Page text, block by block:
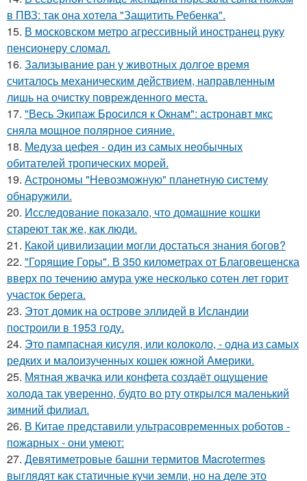
в ПВЗ: так она хотела "Защитить Ребенка".
15. В московском метро агрессивный иностранец руку
пенсионеру сломал.
16. Зализывание ран у животных долгое время
считалось механическим действием, направленным
лишь на очистку поврежденного места.
17. "Весь Экипаж Бросился к Окнам": астронавт мкс
сняла мощное полярное сияние.
18. Медуза цефея - один из самых необычных
обитателей тропических морей.
19. Астрономы "Невозможную" планетную систему
обнаружили.
20. Исследование показало, что домашние кошки
стареют так же, как люди.
21. Какой цивилизации могли достаться знания богов?
22. "Горящие Горы". В 350 километрах от Благовещенска
вверх по течению амура уже несколько сотен лет горит
участок берега.
23. Этот домик на острове эллидей в Исландии
построили в 1953 году.
24. Это пампасная кисуля, или колоколо, - одна из самых
редких и малоизученных кошек южной Америки.
25. Мятная жвачка или конфета создаёт ощущение
холода так уверенно, будто во рту открылся маленький
зимний филиал.
26. В Китае представили ультрасовременных роботов -
пожарных - они умеют:
27. Девятиметровые башни термитов Macrotermes
выглядят как статичные кучи земли, но на деле это